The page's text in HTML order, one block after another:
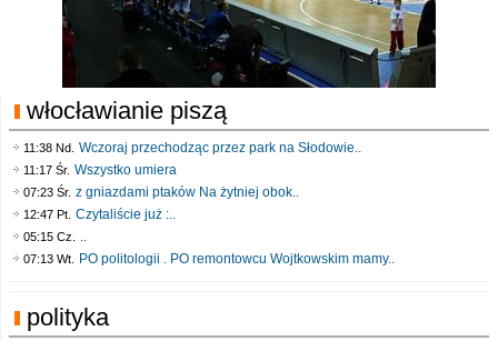
włocławianie piszą
11:38 Nd. Wczoraj przechodząc przez park na Słodowie..
11:17 Śr. Wszystko umiera
07:23 Śr. z gniazdami ptaków Na żytniej obok..
12:47 Pt. Czytaliście już :..
05:15 Cz. ..
07:13 Wt. PO politologii . PO remontowcu Wojtkowskim mamy..
polityka